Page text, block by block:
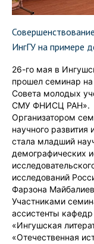
ИнгГУ на примере
26-го мая в
прошел семинар
Совета молодых
СМУ ФНИСЦ РАН».
Организатором
научного
стала младший
демографических
исследований
Фарзона
Участниками
ассистенты кафедр
«Ингушская
«Отечественная